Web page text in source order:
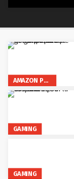
AMAZON PRIME VIDEO
GAMING
GAMING